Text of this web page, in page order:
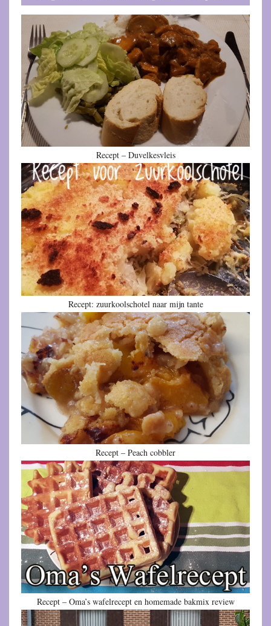
Recept – Duvelkesvleis
Recept: zuurkoolschotel naar mijn tante
Recept – Peach cobbler
Recept – Oma’s wafelrecept en homemade bakmix review